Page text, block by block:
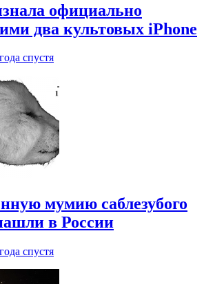
официально
два культовых iPhone
спустя
мумию саблезубого
в России
спустя